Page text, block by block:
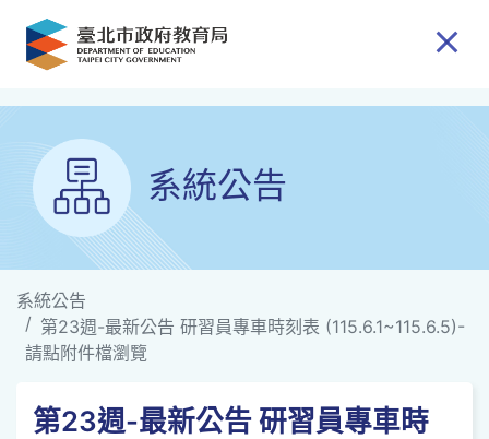
跳到主要內容
系統公告
系統公告
第23週-最新公告 研習員專車時刻表 (115.6.1~115.6.5)-
請點附件檔瀏覽
第23週-最新公告 研習員專車時